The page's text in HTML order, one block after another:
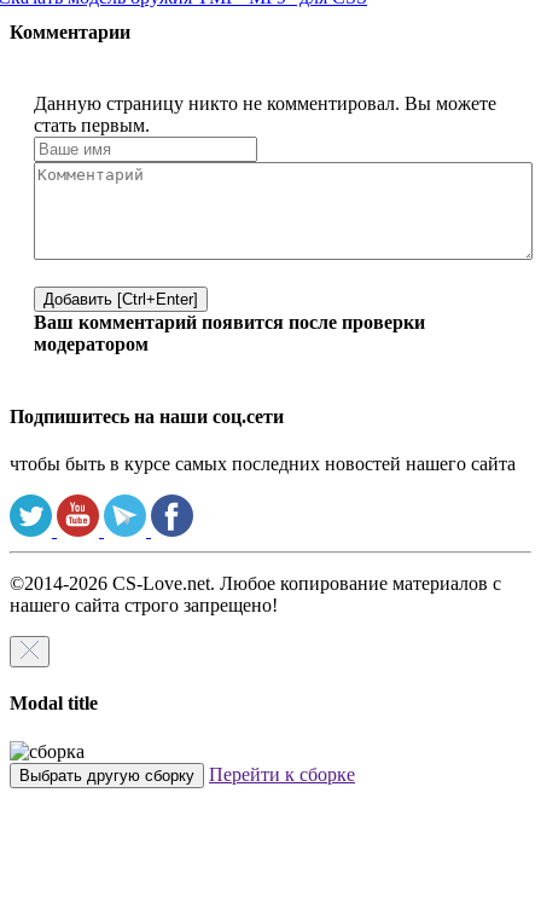
Комментарии
Данную страницу никто не комментировал. Вы можете
стать первым.
Добавить [Ctrl+Enter]
Ваш комментарий появится после проверки
модератором
Подпишитесь на наши соц.сети
чтобы быть в курсе самых последних новостей нашего сайта
©2014-2026 CS-Love.net. Любое копирование материалов с
нашего сайта строго запрещено!
Modal title
Выбрать другую сборку Перейти к сборке